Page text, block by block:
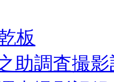
板
助調査撮